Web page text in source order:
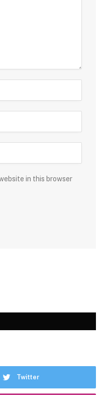
in this browser
Twitter